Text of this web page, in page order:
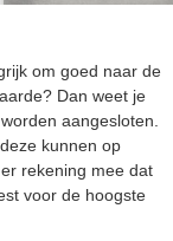
om goed naar de
Dan weet je
aangesloten.
kunnen op
rekening mee dat
voor de hoogste